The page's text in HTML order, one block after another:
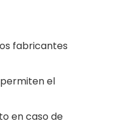
fabricantes
el
en caso de